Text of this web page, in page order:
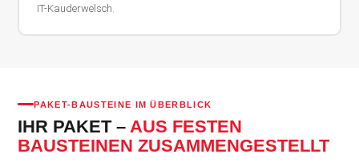
IT-Kauderwelsch.
PAKET-BAUSTEINE IM ÜBERBLICK
IHR PAKET – AUS FESTEN
BAUSTEINEN ZUSAMMENGESTELLT